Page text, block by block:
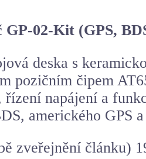
02-Kit (GPS,
deska s
pozičním čipem
napájení a
amerického GPS
zveřejnění článku)